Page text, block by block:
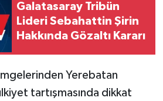
Galatasaray Tribün
Lideri Sebahattin Şirin
Hakkında Gözaltı Kararı
Yerebatan
tartışmasında dikkat
Sahiplendirme